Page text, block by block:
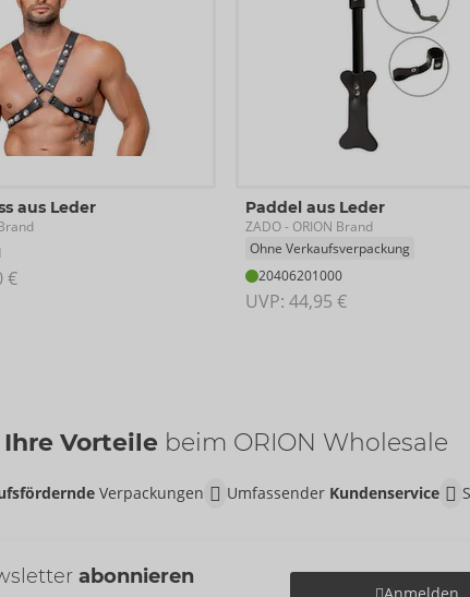
aus Leder
€
Paddel aus Leder
ZADO- ORION Brand
Ohne Verkaufsverpackung
20406201000
UVP: 44,95 €
Ihre Vorteile beim ORION Wholesale
Verpackungen Umfassender Kundenservice
abonnieren
Anmelden